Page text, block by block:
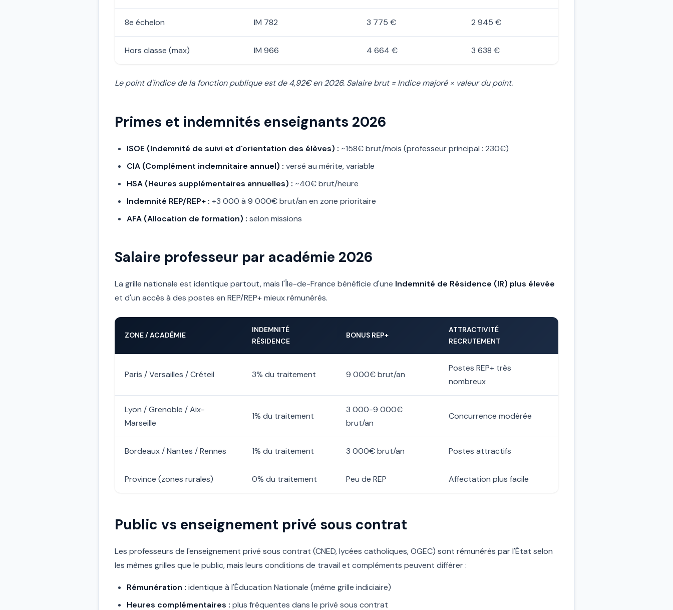
8e échelon IM 782 3 775 € 2 945 €
Hors classe (max) IM 966 4 664 € 3 638 €
Le point d'indice de la fonction publique est de 4,92€ en 2026. Salaire brut = Indice majoré × valeur du point.
Primes et indemnités enseignants 2026
ISOE (Indemnité de suivi et d'orientation des élèves) : ~158€ brut/mois (professeur principal : 230€)
CIA (Complément indemnitaire annuel) : versé au mérite, variable
HSA (Heures supplémentaires annuelles) : ~40€ brut/heure
Indemnité REP/REP+ : +3 000 à 9 000€ brut/an en zone prioritaire
AFA (Allocation de formation) : selon missions
Salaire professeur par académie 2026
La grille nationale est identique partout, mais l'Île-de-France bénéficie d'une Indemnité de Résidence (IR) plus élevée
et d'un accès à des postes en REP/REP+ mieux rémunérés.
ZONE / ACADÉMIE
INDEMNITÉ
RÉSIDENCE
BONUS REP+
ATTRACTIVITÉ
RECRUTEMENT
Paris / Versailles / Créteil 3% du traitement 9 000€ brut/an
Postes REP+ très
nombreux
Lyon / Grenoble / Aix-
Marseille
1% du traitement
3 000-9 000€
brut/an
Concurrence modérée
Bordeaux / Nantes / Rennes 1% du traitement 3 000€ brut/an Postes attractifs
Province (zones rurales) 0% du traitement Peu de REP Affectation plus facile
Public vs enseignement privé sous contrat
Les professeurs de l'enseignement privé sous contrat (CNED, lycées catholiques, OGEC) sont rémunérés par l'État selon
les mêmes grilles que le public, mais leurs conditions de travail et compléments peuvent différer :
Rémunération : identique à l'Éducation Nationale (même grille indiciaire)
Heures complémentaires : plus fréquentes dans le privé sous contrat